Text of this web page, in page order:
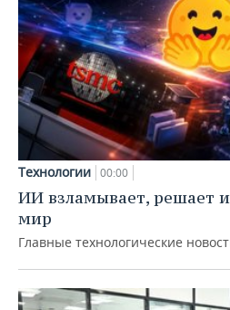
Технологии 00:00
ИИ взламывает, решает
мир
Главные технологические